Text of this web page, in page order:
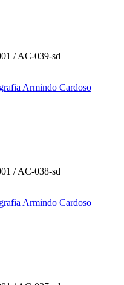
/ AC-039-sd
Armindo Cardoso
/ AC-038-sd
Armindo Cardoso